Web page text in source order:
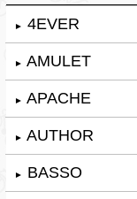
► 4EVER
► AMULET
► APACHE
► AUTHOR
► BASSO